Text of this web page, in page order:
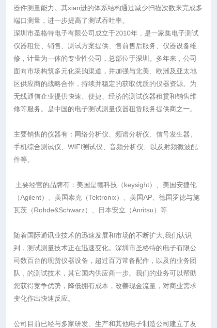
器件测量能力。其xian进的体系结构通过减少扫描次数来完成多
端口测量，进一步提高了测试吞吐率。
深圳市圣格特电子有限公司成立于2010年，是一家集电子测试
仪器租赁、销售、测试方案提供、售前售后服务、仪器设备维
修，计量为一体的专业性公司，总部位于深圳。多年来，公司
面向市场构筑多元化采购渠道，并加强与北美、欧洲及亚太地
区供应商的战略合作，持续并稳定的获取优质的仪器资源。为
无线通信企业提供快速、便捷、经济的测试仪器租赁和销售维
修等服务。是中国的电子测试测量仪器租赁服务提供商之一。
主要销售的仪器有：网络分析仪、频谱分析仪、信号发生器、
手机综合测试仪、WIFI测试仪、音频分析仪、以及射频微波配
件等。
主要经营的品牌有：美国是德科技（keysight）、美国安捷伦
（Agilent）、美国泰克（Tektronix）、美国AP、德国罗德与施
瓦茨（Rohde&Schwarz）、日本安立（Anritsu）等
随着国际通讯业技术的迅速发展和市场的不断扩大,我们认识
到，测试测量技术正在迅速变化。深圳市圣格特的电子有限公
司数百台的现货仪器设备，超过百万常备配件，以及的业务团
队，的测试技术，其它国内供应商一步。我们的业务可以帮助
您获得竞争优势，降低拥有成本，改善现金流量，对商业需求
变化作出快速反应。
公司目前已经与多家研发、生产和其他电子制造公司建立了友